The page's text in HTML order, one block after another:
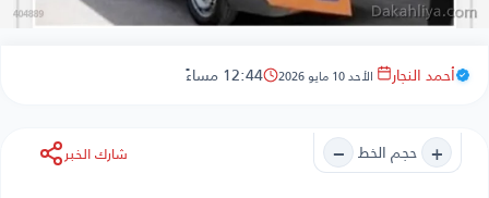
أحمد النجار الأحد 10 مايو 2026 12:44 مساءً
+ حجم الخط − شارك الخبر